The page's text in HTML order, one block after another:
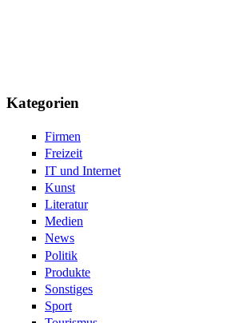
Kategorien
Firmen
Freizeit
IT und Internet
Kunst
Literatur
Medien
News
Politik
Produkte
Sonstiges
Sport